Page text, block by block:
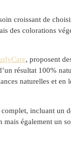
croissant de
des colorations
, proposent
résultat 100%
naturelles et en
complet, incluant un
également un